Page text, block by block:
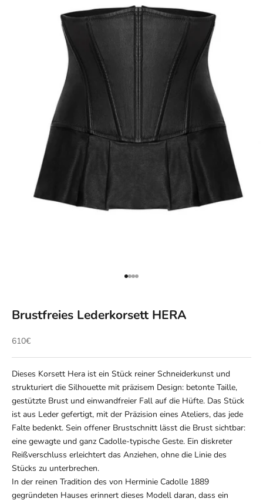
Gehe zu Element 1
Gehe zu Element 2
Gehe zu Element 3
Gehe zu Element 4
Brustfreies Lederkorsett HERA
Angebot
610€
Dieses Korsett Hera ist ein Stück reiner Schneiderkunst und
strukturiert die Silhouette mit präzisem Design: betonte Taille,
gestützte Brust und einwandfreier Fall auf die Hüfte. Das Stück
ist aus Leder gefertigt, mit der Präzision eines Ateliers, das jede
Falte bedenkt. Sein offener Brustschnitt lässt die Brust sichtbar:
eine gewagte und ganz Cadolle-typische Geste. Ein diskreter
Reißverschluss erleichtert das Anziehen, ohne die Linie des
Stücks zu unterbrechen.
In der reinen Tradition des von Herminie Cadolle 1889
gegründeten Hauses erinnert dieses Modell daran, dass ein